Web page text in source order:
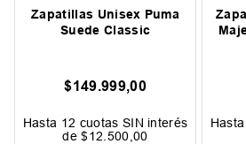
Zapatillas Unisex Puma
Suede Classic
$149.999,00
Hasta 12 cuotas SIN interés
de$12 500 ,00
Hasta